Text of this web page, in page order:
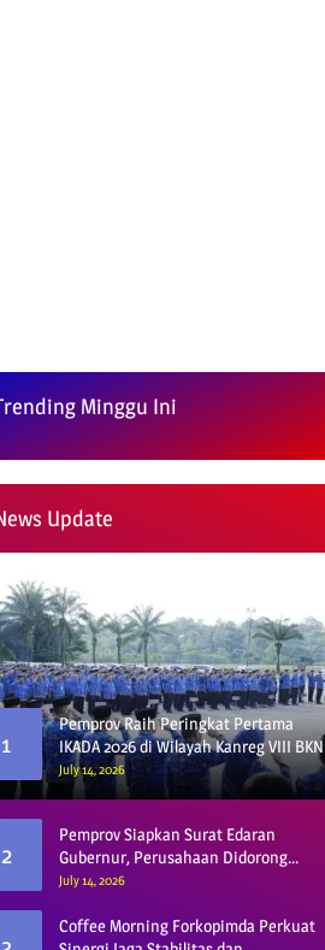
Minggu Ini
Update
1
Pemprov Raih Peringkat Pertama
IKADA 2026 di Wilayah Kanreg VIII BKN
July 14, 2026
2
Pemprov Siapkan Surat Edaran
Gubernur, Perusahaan Didorong
Gunakan Vendor Lokal dan Pelat KU
July 14, 2026
Coffee Morning Forkopimda Perkuat